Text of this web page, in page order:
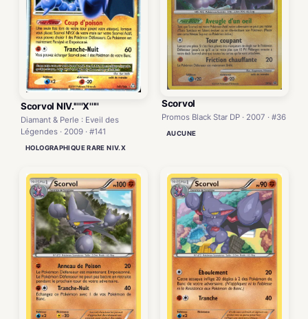
Scorvol NIV.'''''X'''''
Diamant & Perle : Eveil des
Légendes · 2009 · #141
HOLOGRAPHIQUE RARE NIV.X
Scorvol
Promos Black Star DP · 2007 · #36
AUCUNE